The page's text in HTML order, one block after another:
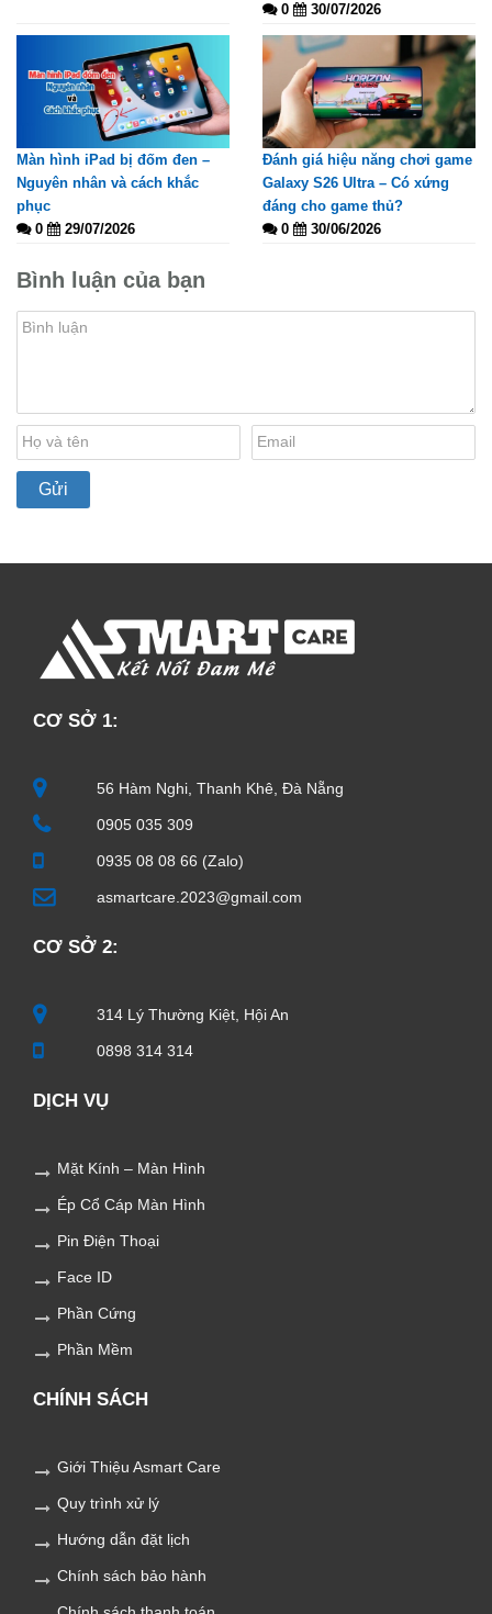
0
30/07/2026
Màn hình iPad bị đốm đen –
Nguyên nhân và cách khắc
phục
0
29/07/2026
Đánh giá hiệu năng chơi game
Galaxy S26 Ultra – Có xứng
đáng cho game thủ?
0
30/06/2026
Bình luận của bạn
CƠ SỞ 1:
56 Hàm Nghi, Thanh Khê, Đà Nẵng
0905 035 309
0935 08 08 66 (Zalo)
asmartcare.2023@gmail.com
CƠ SỞ 2:
314 Lý Thường Kiệt, Hội An
0898 314 314
DỊCH VỤ
Mặt Kính – Màn Hình
Ép Cổ Cáp Màn Hình
Pin Điện Thoại
Face ID
Phần Cứng
Phần Mềm
CHÍNH SÁCH
Giới Thiệu Asmart Care
Quy trình xử lý
Hướng dẫn đặt lịch
Chính sách bảo hành